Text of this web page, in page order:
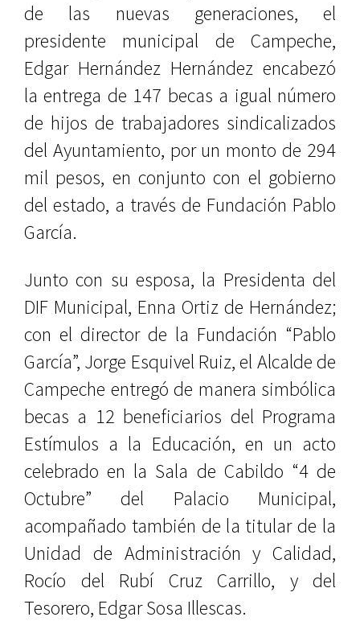
de las nuevas generaciones, el
presidente municipal de Campeche,
Edgar Hernández Hernández encabezó
la entrega de 147 becas a igual número
de hijos de trabajadores sindicalizados
del Ayuntamiento, por un monto de 294
mil pesos, en conjunto con el gobierno
del estado, a través de Fundación Pablo
García.
Junto con su esposa, la Presidenta del
DIF Municipal, Enna Ortiz de Hernández;
con el director de la Fundación “Pablo
García”, Jorge Esquivel Ruiz, el Alcalde de
Campeche entregó de manera simbólica
becas a 12 beneficiarios del Programa
Estímulos a la Educación, en un acto
celebrado en la Sala de Cabildo “4 de
Octubre” del Palacio Municipal,
acompañado también de la titular de la
Unidad de Administración y Calidad,
Rocío del Rubí Cruz Carrillo, y del
Tesorero, Edgar Sosa Illescas.